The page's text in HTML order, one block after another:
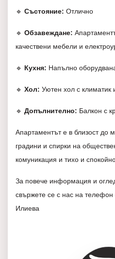
🔹 Състояние: Отлично
🔹 Обзавеждане:
качествени мебели и
🔹 Кухня: Напълно
🔹 Хол: Уютен хол с климатик
🔹 Допълнително: Балкон с
Апартаментът е в близост до
градини и спирки на
комуникация и тихо и
За повече информация и
свържете се с нас на
Илиева